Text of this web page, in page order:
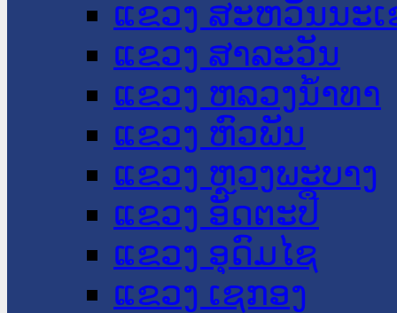
ແຂວງ ສະຫວັນນະ
ແຂວງ ສາລະວັນ
ແຂວງ ຫລວງນໍ້າທາ
ແຂວງ ຫົວພັນ
ແຂວງ ຫຼວງພະບາງ
ແຂວງ ອັດຕະປື
ແຂວງ ອຸດົມໄຊ
ແຂວງ ເຊກອງ